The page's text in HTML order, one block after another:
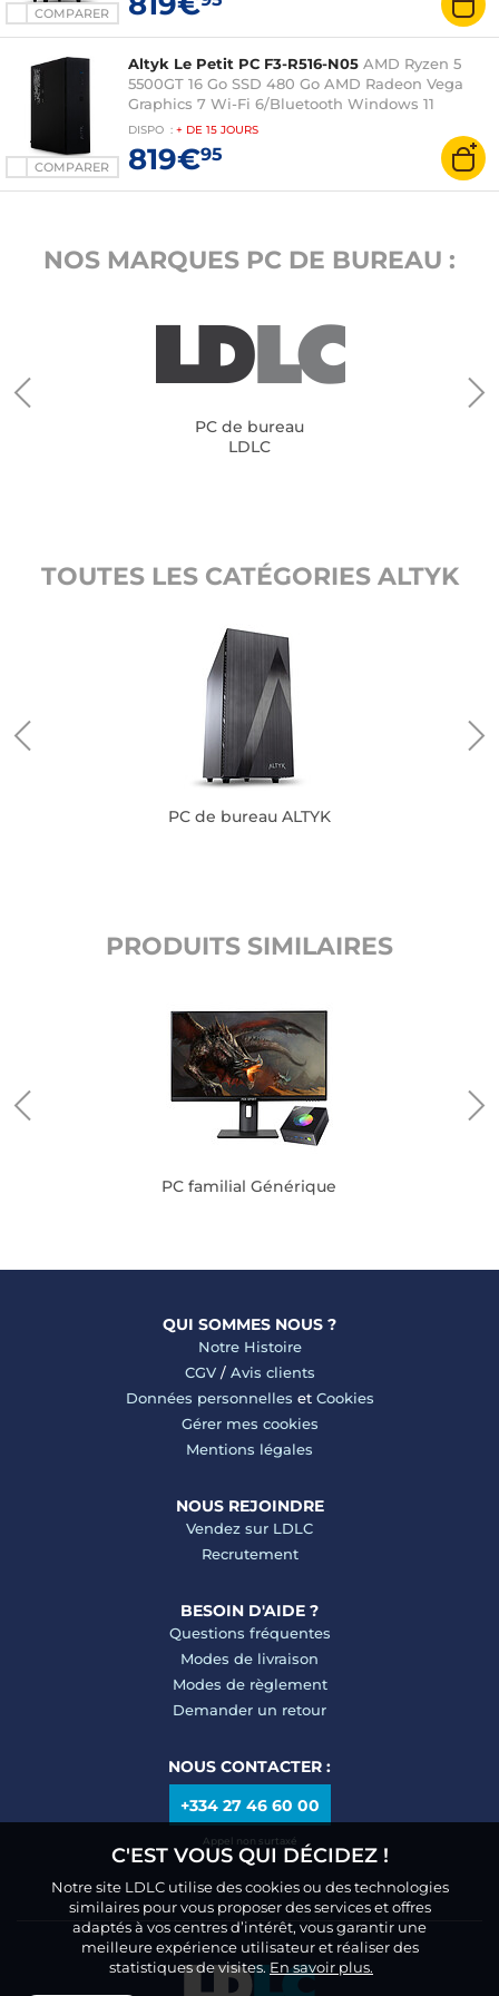
COMPARER
COMPARER
Altyk Le Petit PC F3-R516-N05 AMD Ryzen 5
5500GT 16 Go SSD 480 Go AMD Radeon Vega
Graphics 7 Wi-Fi 6/Bluetooth Windows 11
Famille
DISPO : + DE 15 JOURS
819€95
NOS MARQUES PC DE BUREAU :
PC de bureau
LDLC
TOUTES LES CATÉGORIES ALTYK
PC de bureau ALTYK
PRODUITS SIMILAIRES
PC familial Générique
QUI SOMMES NOUS ?
Notre Histoire
CGV/ Avis clients
Données personnelles et Cookies
Gérer mes cookies
Mentions légales
NOUS REJOINDRE
Vendez sur LDLC
Recrutement
BESOIN D'AIDE ?
Questions fréquentes
Modes de livraison
Modes de règlement
Demander un retour
NOUS CONTACTER :
+334 27 46 60 00
Appel non surtaxé
C'EST VOUS QUI DÉCIDEZ !
Notre site LDLC utilise des cookies ou des technologies
similaires pour vous proposer des services et offres
adaptés à vos centres d’intérêt, vous garantir une
meilleure expérience utilisateur et réaliser des
statistiques de visites.En savoir plus.